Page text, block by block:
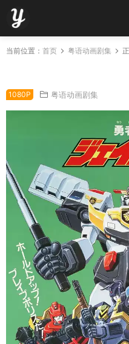
当前位置： 首页 粤语动画剧集
1080P 粤语动画剧集